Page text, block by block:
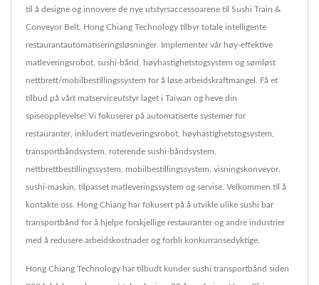
til å designe og innovere de nye utstyrsaccessoarene til Sushi Train &
Conveyor Belt. Hong Chiang Technology tilbyr totale intelligente
restaurantautomatiseringsløsninger. Implementer vår høy-effektive
matleveringsrobot, sushi-bånd, høyhastighetstogsystem og sømløst
nettbrett/mobilbestillingssystem for å løse arbeidskraftmangel. Få et
tilbud på vårt matserviceutstyr laget i Taiwan og heve din
spiseopplevelse! Vi fokuserer på automatiserte systemer for
restauranter, inkludert matleveringsrobot, høyhastighetstogsystem,
transportbåndsystem, roterende sushi-båndsystem,
nettbrettbestillingssystem, mobilbestillingssystem, visningskonveyor,
sushi-maskin, tilpasset matleveringssystem og servise. Velkommen til å
kontakte oss. Hong Chiang har fokusert på å utvikle ulike sushi bar
transportbånd for å hjelpe forskjellige restauranter og andre industrier
med å redusere arbeidskostnader og forbli konkurransedyktige.
Hong Chiang Technology har tilbudt kunder sushi transportbånd siden